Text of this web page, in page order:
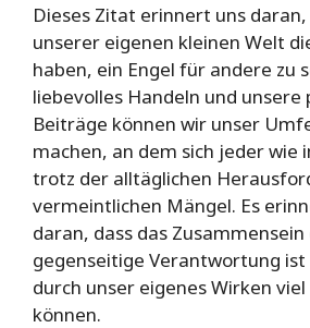
Dieses Zitat erinnert uns daran,
unserer eigenen kleinen Welt
haben, ein Engel für andere zu
liebevolles Handeln und unsere
Beiträge können wir unser
machen, an dem sich jeder wie
trotz der alltäglichen
vermeintlichen Mängel. Es
daran, dass das Zusammensein
gegenseitige Verantwortung ist
durch unser eigenes Wirken
können.